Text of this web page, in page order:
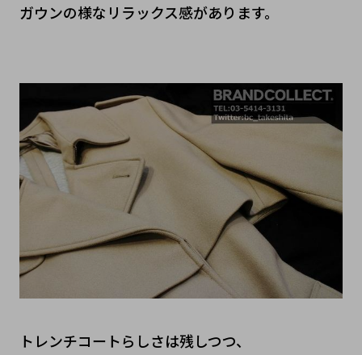
ガウンの様なリラックス感があります。
トレンチコートらしさは残しつつ、